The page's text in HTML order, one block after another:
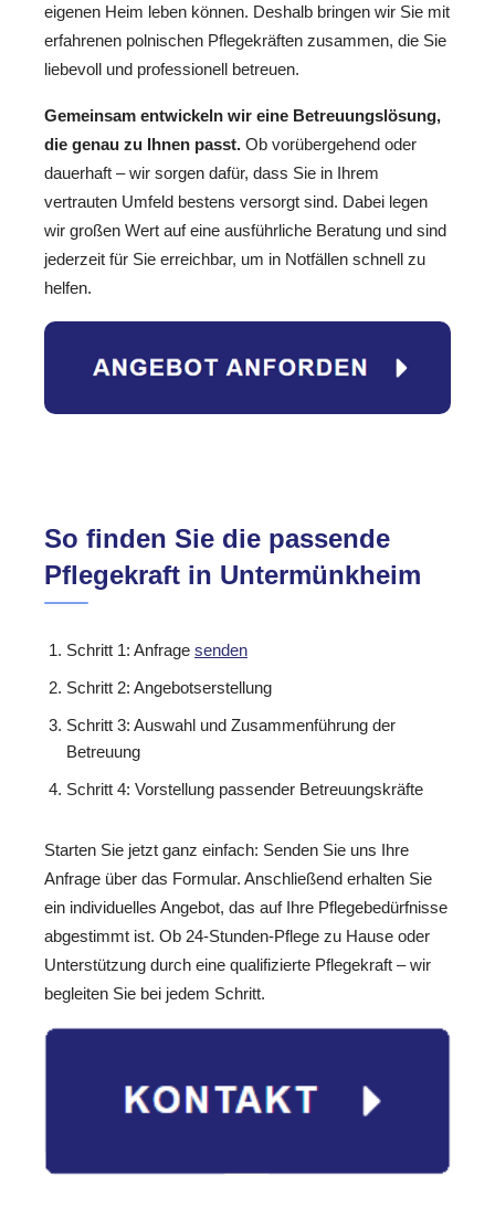
eigenen Heim leben können. Deshalb bringen wir Sie mit
erfahrenen polnischen Pflegekräften zusammen, die Sie
liebevoll und professionell betreuen.
Gemeinsam entwickeln wir eine Betreuungslösung,
die genau zu Ihnen passt. Ob vorübergehend oder
dauerhaft – wir sorgen dafür, dass Sie in Ihrem
vertrauten Umfeld bestens versorgt sind. Dabei legen
wir großen Wert auf eine ausführliche Beratung und sind
jederzeit für Sie erreichbar, um in Notfällen schnell zu
helfen.
So finden Sie die passende
Pflegekraft in Untermünkheim
Schritt 1: Anfrage senden
Schritt 2: Angebotserstellung
Schritt 3: Auswahl und Zusammenführung der
Betreuung
Schritt 4: Vorstellung passender Betreuungskräfte
Starten Sie jetzt ganz einfach: Senden Sie uns Ihre
Anfrage über das Formular. Anschließend erhalten Sie
ein individuelles Angebot, das auf Ihre Pflegebedürfnisse
abgestimmt ist. Ob 24-Stunden-Pflege zu Hause oder
Unterstützung durch eine qualifizierte Pflegekraft – wir
begleiten Sie bei jedem Schritt.